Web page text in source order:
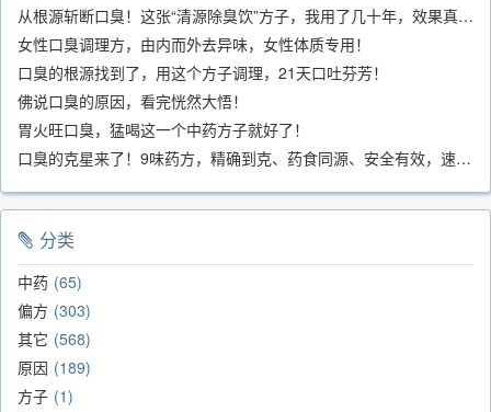
从根源斩断口臭！这张“清源除臭饮”方子，我用了几十年，效果真不错
女性口臭调理方，由内而外去异味，女性体质专用！
口臭的根源找到了，用这个方子调理，21天口吐芬芳！
佛说口臭的原因，看完恍然大悟！
胃火旺口臭，猛喝这一个中药方子就好了！
口臭的克星来了！9味药方，精确到克、药食同源、安全有效，速看！
分类
中药 65
偏方 303
其它 568
原因 189
方子 1